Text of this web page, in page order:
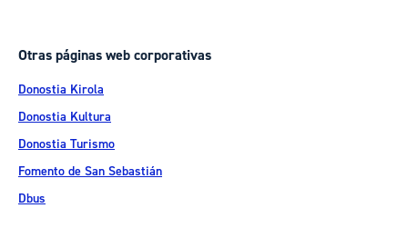
Otras páginas web corporativas
Donostia Kirola
Donostia Kultura
Donostia Turismo
Fomento de San Sebastián
Dbus